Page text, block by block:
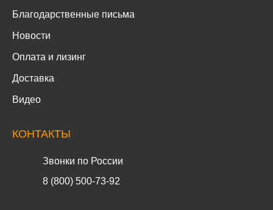
Благодарственные письма
Новости
Оплата и лизинг
Доставка
Видео
КОНТАКТЫ
Звонки по России
8 (800) 500-73-92